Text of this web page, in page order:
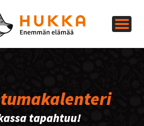
tapahtuu!